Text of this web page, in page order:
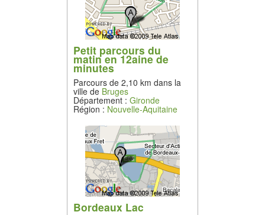
Petit parcours du
matin en 12aine de
minutes
Parcours de 2,10 km dans la
ville de Bruges
Département : Gironde
Région : Nouvelle-Aquitaine
Bordeaux Lac